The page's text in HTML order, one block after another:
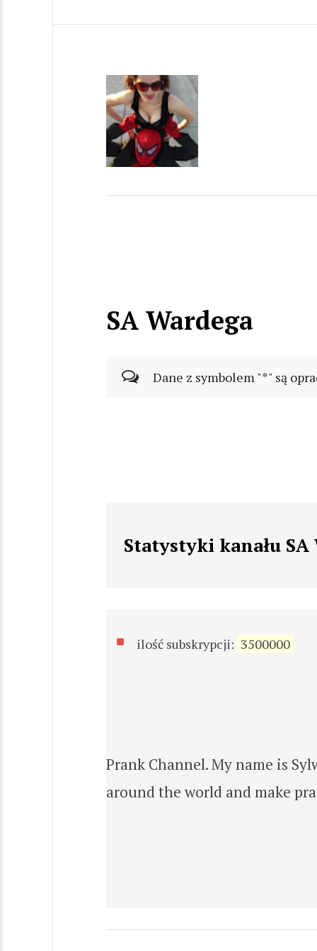
SA Wardega
Dane z symbolem "*" są
Statystyki kanału SA
ilość subskrypcji: 3500000
Prank Channel. My name is
around the world and make